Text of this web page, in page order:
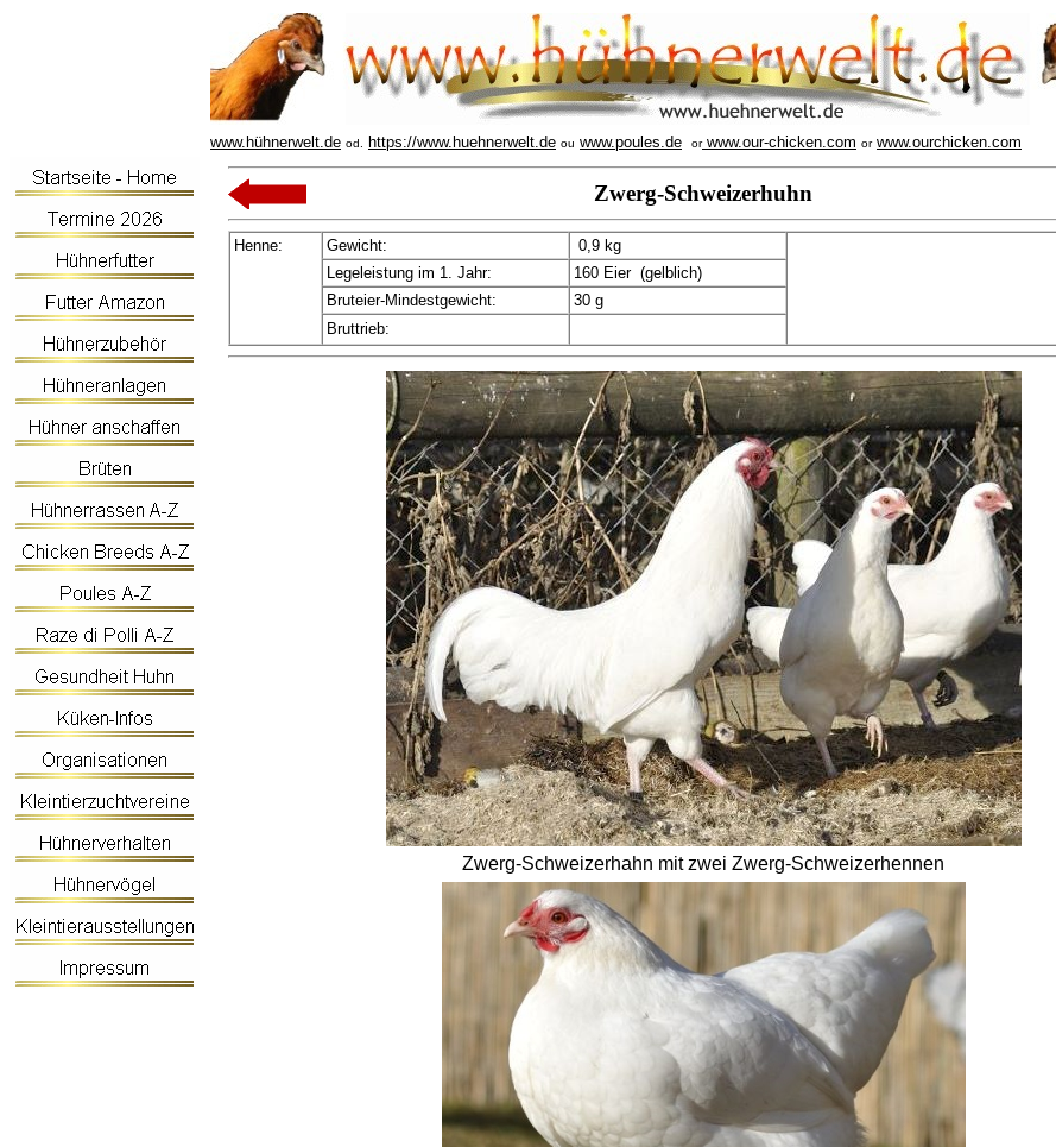
www.hühnerwelt.de od. https://www.huehnerwelt.de ou www.poules.de orwww.our-chicken.com or www.ourchicken.com
Zwerg-Schweizerhuhn
Henne: Gewicht:
0,9 kg
Legeleistung im 1. Jahr:
160 Eier (gelblich)
Bruteier-Mindestgewicht:
30 g
Bruttrieb:
Zwerg-Schweizerhahn mit zwei Zwerg-Schweizerhennen